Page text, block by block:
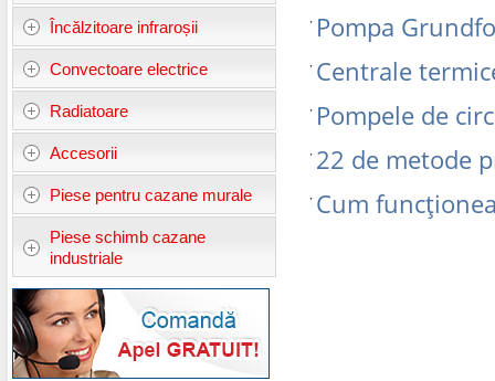
Încălzitoare infraroșii
Convectoare electrice
Radiatoare
Accesorii
Piese pentru cazane murale
Piese schimb cazane
industriale
Pompa
Centrale
Pompele de
22 de metode
Cum